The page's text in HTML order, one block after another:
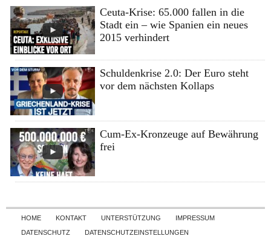
Ceuta-Krise: 65.000 fallen in die
Stadt ein – wie Spanien ein neues
2015 verhindert
Schuldenkrise 2.0: Der Euro steht
vor dem nächsten Kollaps
Cum-Ex-Kronzeuge auf Bewährung
frei
Skip to content
HOME KONTAKT UNTERSTÜTZUNG
IMPRESSUM
DATENSCHUTZ
DATENSCHUTZEINSTELLUNGEN